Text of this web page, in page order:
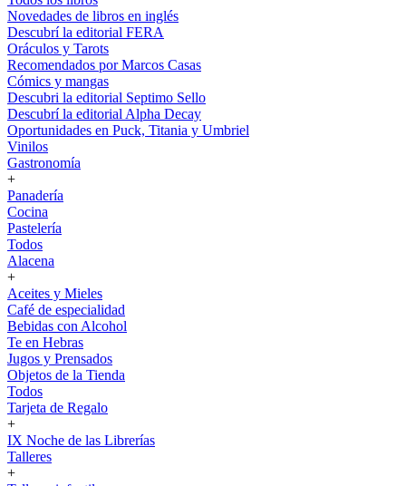
Novedades de libros en inglés
Descubrí la editorial FERA
Oráculos y Tarots
Recomendados por Marcos Casas
Cómics y mangas
Descubri la editorial Septimo Sello
Descubrí la editorial Alpha Decay
Oportunidades en Puck, Titania y Umbriel
Vinilos
Gastronomía
+
Panadería
Cocina
Pastelería
Todos
Alacena
+
Aceites y Mieles
Café de especialidad
Bebidas con Alcohol
Te en Hebras
Jugos y Prensados
Objetos de la Tienda
Todos
Tarjeta de Regalo
+
IX Noche de las Librerías
Talleres
+